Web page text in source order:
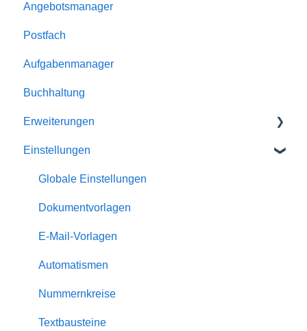
Unterkünfte
Homepage-Module
Rabatte
Schnittstellen
Reservierungen
Angebote
Angebotsmanager
Postfach
Aufgabenmanager
Buchhaltung
Erweiterungen
Homepage-Module
Channelmanager
Statistiken
Gästemappe
Dienstleister
Eigentümer
Bewertungen
Einstellungen
Globale Einstellungen
Dokumentvorlagen
E-Mail-Vorlagen
Automatismen
Nummernkreise
Textbausteine